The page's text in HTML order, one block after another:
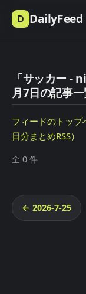
D DailyFeed
「サッカー
月7日の記事
フィードのトップ
日分まとめRSS）
全 0 件
← 2026-7-25